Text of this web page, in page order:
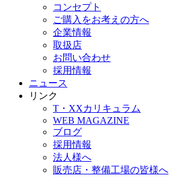
コンセプト
ご購入をお考えの方へ
企業情報
取扱店
お問い合わせ
採用情報
ニュース
リンク
T・XXカリキュラム
WEB MAGAZINE
ブログ
採用情報
法人様へ
販売店・整備工場の皆様へ